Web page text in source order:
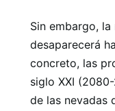
Sin embargo,
desaparecerá
concreto, las
siglo XXI
de las nevadas